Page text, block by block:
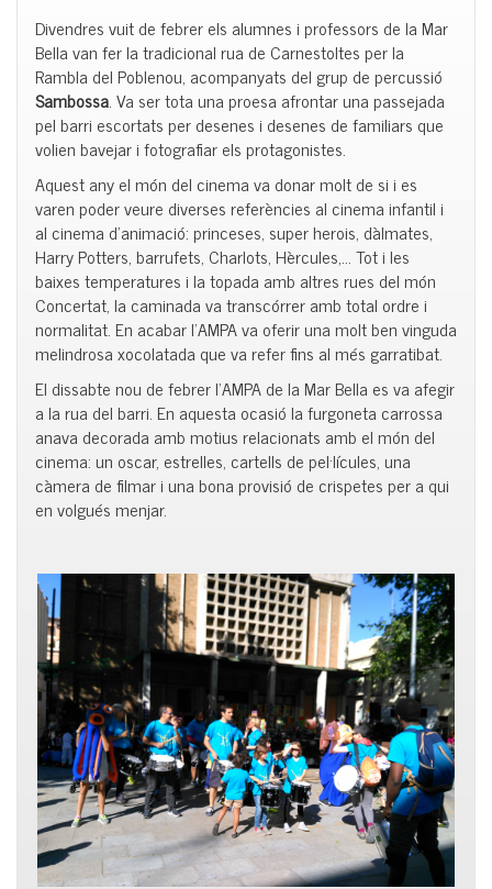
Divendres vuit de febrer els alumnes i professors de la Mar
Bella van fer la tradicional rua de Carnestoltes per la
Rambla del Poblenou, acompanyats del grup de percussió
Sambossa. Va ser tota una proesa afrontar una passejada
pel barri escortats per desenes i desenes de familiars que
volien bavejar i fotografiar els protagonistes.
Aquest any el món del cinema va donar molt de si i es
varen poder veure diverses referències al cinema infantil i
al cinema d’animació: princeses, super herois, dàlmates,
Harry Potters, barrufets, Charlots, Hèrcules,… Tot i les
baixes temperatures i la topada amb altres rues del món
Concertat, la caminada va transcórrer amb total ordre i
normalitat. En acabar l’AMPA va oferir una molt ben vinguda
melindrosa xocolatada que va refer fins al més garratibat.
El dissabte nou de febrer l’AMPA de la Mar Bella es va afegir
a la rua del barri. En aquesta ocasió la furgoneta carrossa
anava decorada amb motius relacionats amb el món del
cinema: un oscar, estrelles, cartells de pel·lícules, una
càmera de filmar i una bona provisió de crispetes per a qui
en volgués menjar.